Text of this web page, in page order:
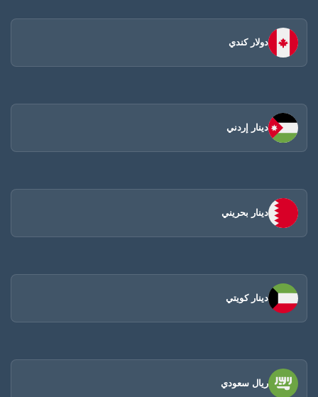
دولار كندي
دينار إردني
دينار بحريني
دينار كويتي
ريال سعودي